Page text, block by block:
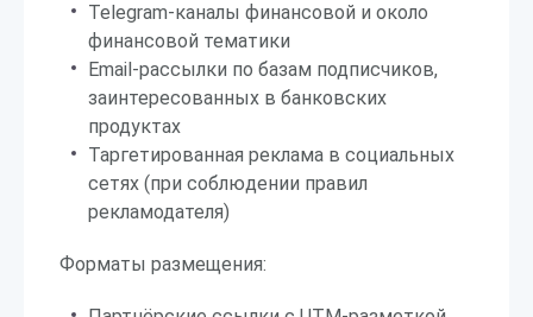
Telegram-каналы финансовой и около
финансовой тематики
Email-рассылки по базам подписчиков,
заинтересованных в банковских
продуктах
Таргетированная реклама в социальных
сетях (при соблюдении правил
рекламодателя)
Форматы размещения: